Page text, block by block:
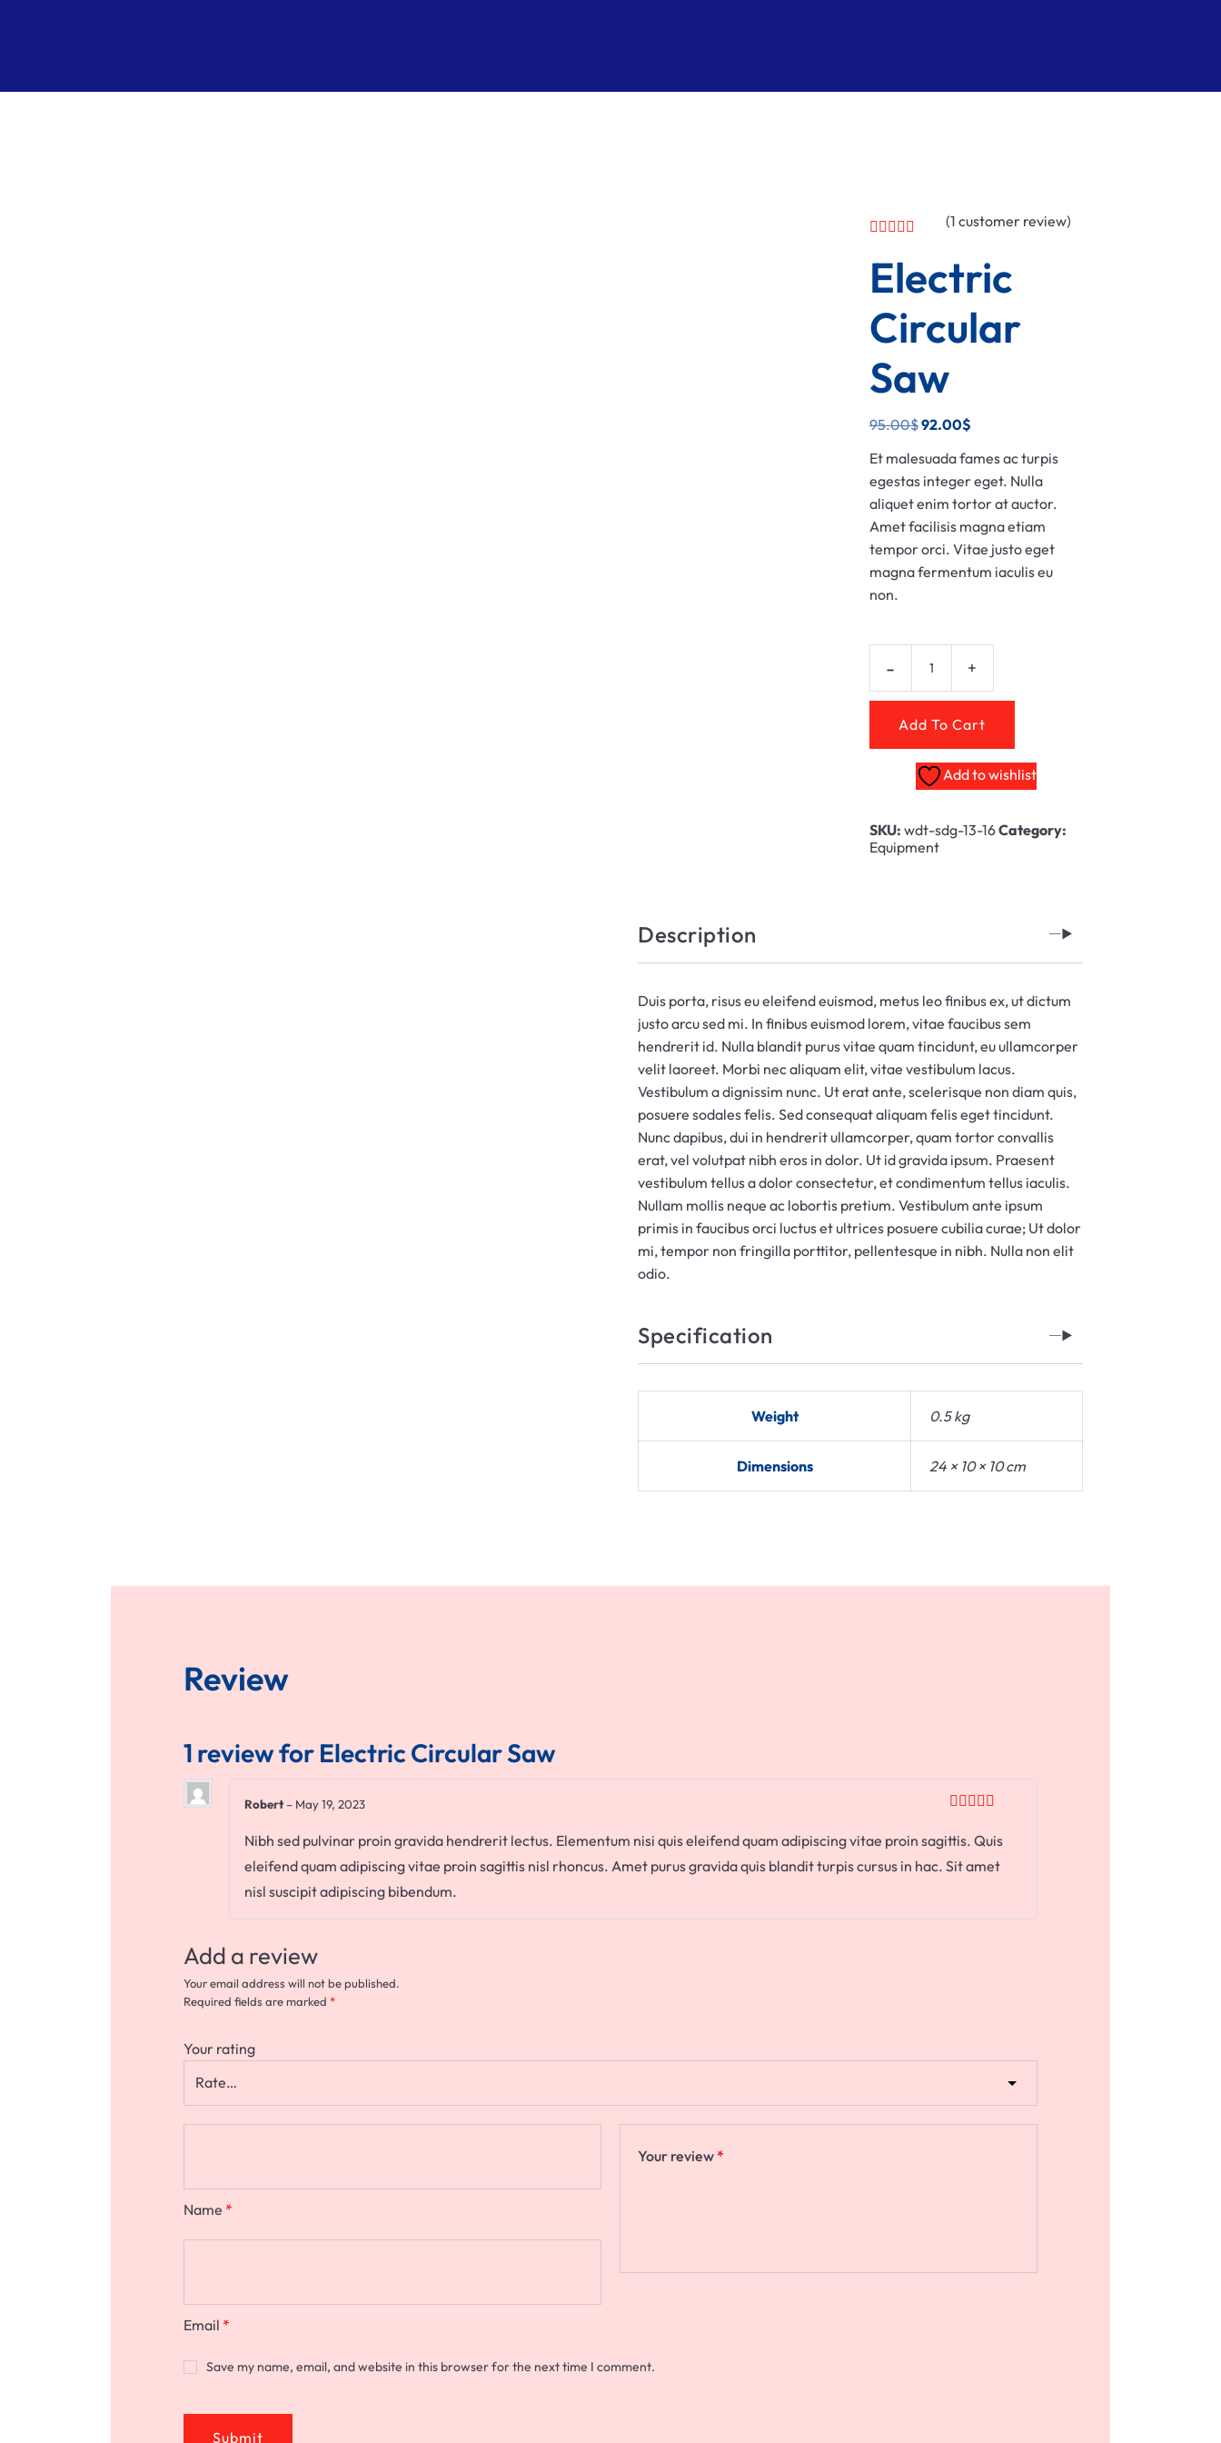
(1 customer review)
Electric
Circular
Saw
95.00$92.00$
Et malesuada fames ac turpis
egestas integer eget. Nulla
aliquet enim tortor at auctor.
Amet facilisis magna etiam
tempor orci. Vitae justo eget
magna fermentum iaculis eu
non.
Add To Cart
Add to wishlist
SKU: wdt-sdg-13-16Category:
Equipment
Description
Duis porta, risus eu eleifend euismod, metus leo finibus ex, ut dictum
justo arcu sed mi. In finibus euismod lorem, vitae faucibus sem
hendrerit id. Nulla blandit purus vitae quam tincidunt, eu ullamcorper
velit laoreet. Morbi nec aliquam elit, vitae vestibulum lacus.
Vestibulum a dignissim nunc. Ut erat ante, scelerisque non diam quis,
posuere sodales felis. Sed consequat aliquam felis eget tincidunt.
Nunc dapibus, dui in hendrerit ullamcorper, quam tortor convallis
erat, vel volutpat nibh eros in dolor. Ut id gravida ipsum. Praesent
vestibulum tellus a dolor consectetur, et condimentum tellus iaculis.
Nullam mollis neque ac lobortis pretium. Vestibulum ante ipsum
primis in faucibus orci luctus et ultrices posuere cubilia curae; Ut dolor
mi, tempor non fringilla porttitor, pellentesque in nibh. Nulla non elit
odio.
Specification
Weight 0.5 kg
Dimensions 24 × 10 × 10 cm
Review
1 review for Electric Circular Saw
Robert– May 19, 2023
Nibh sed pulvinar proin gravida hendrerit lectus. Elementum nisi quis eleifend quam adipiscing vitae proin sagittis. Quis
eleifend quam adipiscing vitae proin sagittis nisl rhoncus. Amet purus gravida quis blandit turpis cursus in hac. Sit amet
nisl suscipit adipiscing bibendum.
Add a review
Your email address will not be published.
Required fields are marked *
Your rating
Your review*
Name *
Email *
Save my name, email, and website in this browser for the next time I comment.